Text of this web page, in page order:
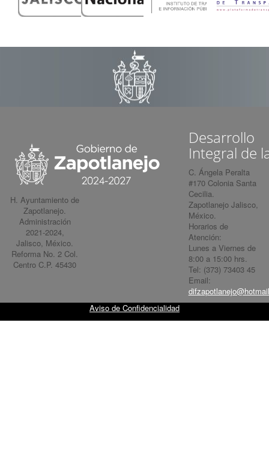
H. Ayuntamiento de
Zapotlanejo.
Administración
2021-2024,
Jalisco, México.
Reforma No. 2 Col.
Centro C.P. 45430
Desarrollo
Integral de
C. Ángela Peralta
#170 Colonia Santa
Cecilia.
Zapotlanejo Jalisco,
México.
Horarios de
Atención:
Lunes a Viernes de
8:00 a 15:00 hrs.
Tel: (373) 73403 45
Email:
Aviso de Confidencialidad